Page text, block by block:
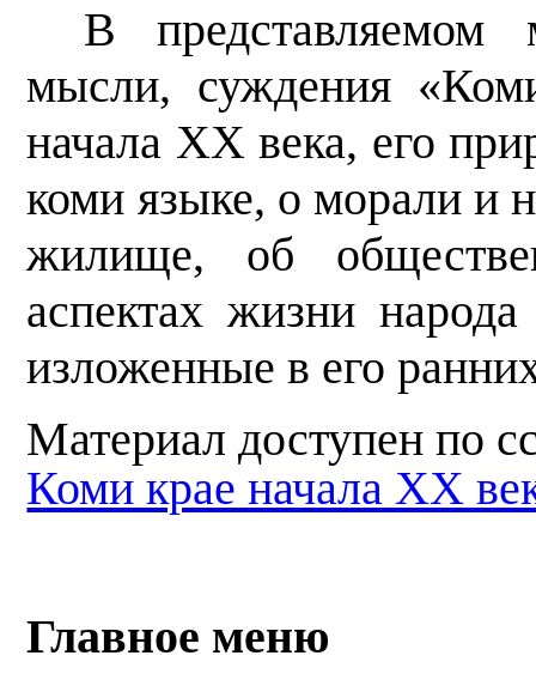
В представляемом
мысли, суждения
начала XX века, его
коми языке, о морали и
жилище, об
аспектах жизни
изложенные в его
Материал доступен по
Коми крае начала XX
Главное меню